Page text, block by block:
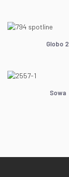
Globo 2
Sowa